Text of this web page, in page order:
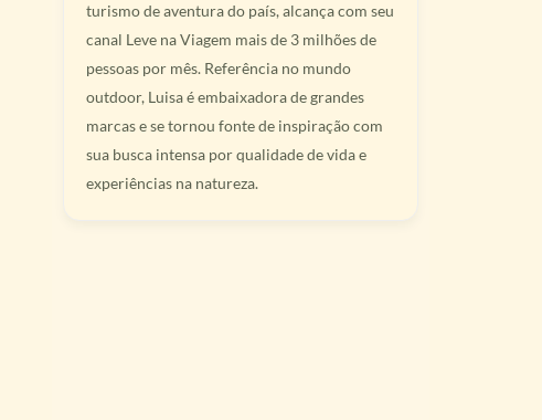
turismo de aventura do país, alcança com seu
canal Leve na Viagem mais de 3 milhões de
pessoas por mês. Referência no mundo
outdoor, Luisa é embaixadora de grandes
marcas e se tornou fonte de inspiração com
sua busca intensa por qualidade de vida e
experiências na natureza.